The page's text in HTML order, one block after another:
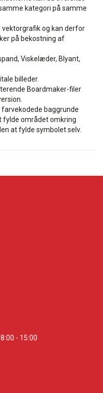
kategori på samme
og kan derfor
på bekostning af
Viskelæder, Blyant,
billeder.
Boardmaker-filer
baggrunde
fylde området omkring
at fylde symbolet selv.
- 15:00